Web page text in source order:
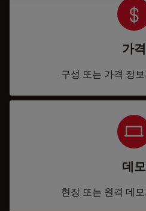
가격
구성 또는 가격 정
데모
현장 또는 원격 데